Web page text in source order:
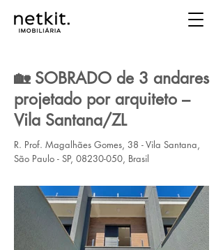
🏡 SOBRADO de 3 andares
projetado por arquiteto –
Vila Santana/ZL
R. Prof. Magalhães Gomes, 38 - Vila Santana,
São Paulo - SP, 08230-050, Brasil